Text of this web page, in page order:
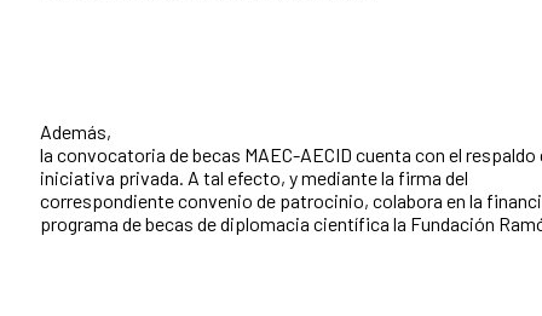
Además,
la convocatoria de becas MAEC-AECID cuenta con el respaldo
iniciativa privada. A tal efecto, y mediante la firma del
correspondiente convenio de patrocinio, colabora en la
programa de becas de diplomacia científica la Fundación